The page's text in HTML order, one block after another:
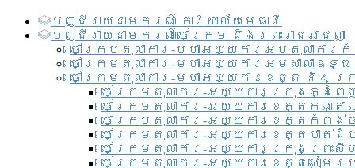
បញ្ជី​រាយ​នាមករណ៍ ការិយាល័យ​មេធាវី​
បញ្ជី​រាយ​នាមករណ៍​ចៅក្រម និងព្រះរាជអាជ្ញា
ចៅក្រមតុលាការ-មហាអយ្យការអមតុលាការ
ចៅក្រមតុលាការ-មហាអយ្យការអមសាលាឧទ្
ចៅក្រមតុលាការ-មហាអយ្យការខេត្ត និង ក្
ចៅក្រមតុលាការ-អយ្យការក្រុងភ្នំពេ
ចៅក្រមតុលាការ-អយ្យការខេត្តកណ្តា
ចៅក្រមតុលាការ-អយ្យការខេត្តកំពង់ច
ចៅក្រមតុលាការ-អយ្យការខេត្តបាត់ដំ
ចៅក្រមតុលាការ-អយ្យការ​ក្រុងព្រះសី
ចៅក្រមតុលាការ-អយ្យការខេត្តសៀមរា